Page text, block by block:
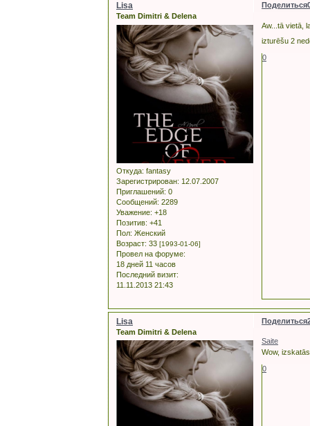
Поделиться
Lisa
Team Dimitri & Delena
Откуда: fantasy
Зарегистрирован: 12.07.2007
Приглашений: 0
Сообщений: 2289
Уважение: +18
Позитив: +41
Пол: Женский
Возраст: 33 [1993-01-06]
Провел на форуме:
18 дней 11 часов
Последний визит:
11.11.2013 21:43
Aw...tā vietā,
izturēšu 2
0
Поделиться
Lisa
Team Dimitri & Delena
Saite
Wow,
0